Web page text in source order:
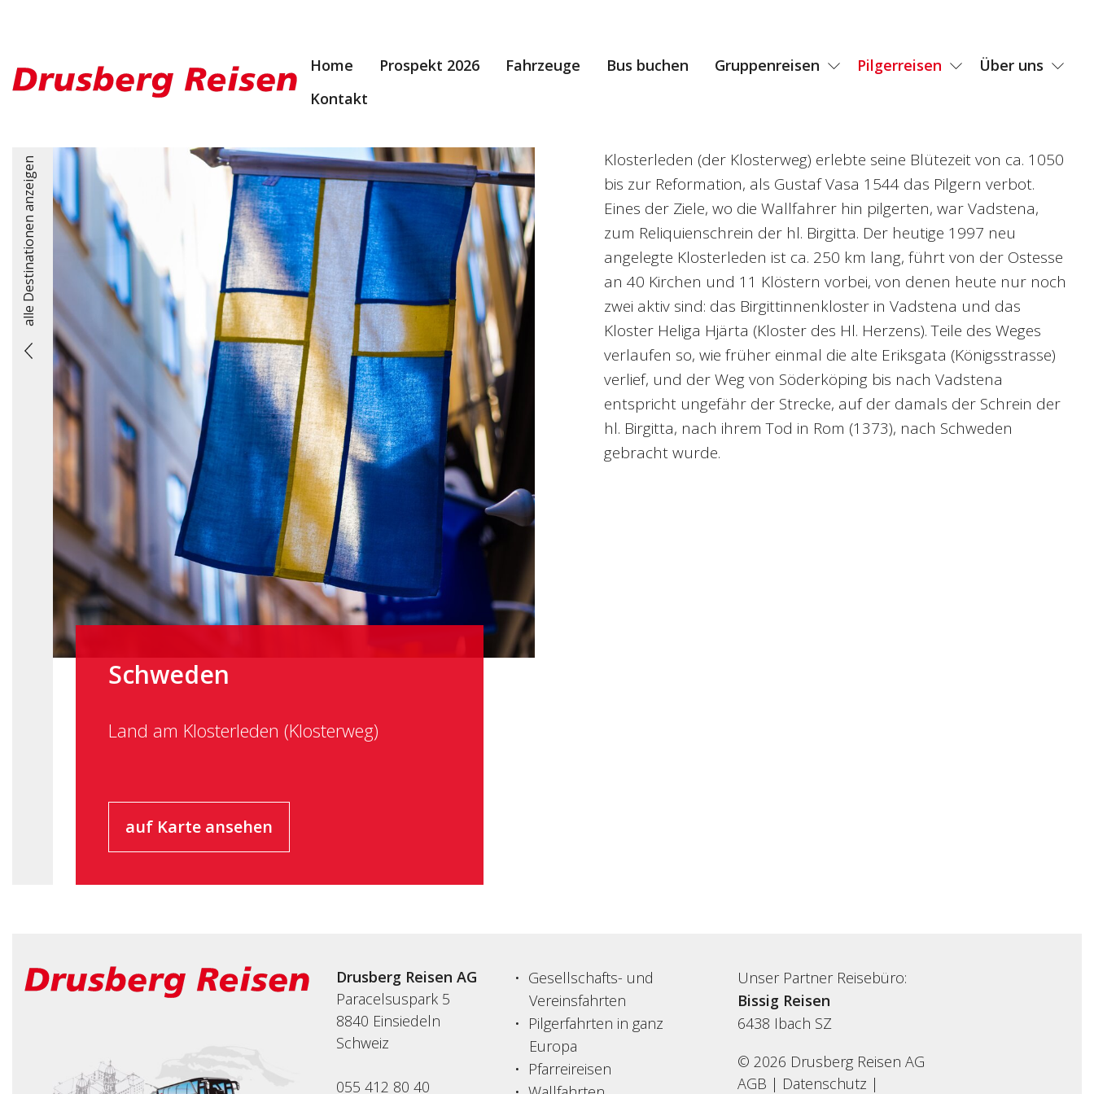
Home Prospekt 2026 Fahrzeuge Bus buchen Gruppenreisen Pilgerreisen
Über uns
Kontakt
alle Destinationen anzeigen
Schweden
Land am Klosterleden (Klosterweg)
auf Karte ansehen
Klosterleden (der Klosterweg) erlebte seine Blütezeit von ca. 1050
bis zur Reformation, als Gustaf Vasa 1544 das Pilgern verbot.
Eines der Ziele, wo die Wallfahrer hin pilgerten, war Vadstena,
zum Reliquienschrein der hl. Birgitta. Der heutige 1997 neu
angelegte Klosterleden ist ca. 250 km lang, führt von der Ostesse
an 40 Kirchen und 11 Klöstern vorbei, von denen heute nur noch
zwei aktiv sind: das Birgittinnenkloster in Vadstena und das
Kloster Heliga Hjärta (Kloster des Hl. Herzens). Teile des Weges
verlaufen so, wie früher einmal die alte Eriksgata (Königsstrasse)
verlief, und der Weg von Söderköping bis nach Vadstena
entspricht ungefähr der Strecke, auf der damals der Schrein der
hl. Birgitta, nach ihrem Tod in Rom (1373), nach Schweden
gebracht wurde.
Drusberg Reisen AG
Paracelsuspark 5
8840 Einsiedeln
Schweiz
055 412 80 40
Gesellschafts- und
Vereinsfahrten
Pilgerfahrten in ganz
Europa
Pfarreireisen
Unser Partner Reisebüro:
Bissig Reisen
6438 Ibach SZ
© 2026 Drusberg Reisen AG
AGB | Datenschutz |